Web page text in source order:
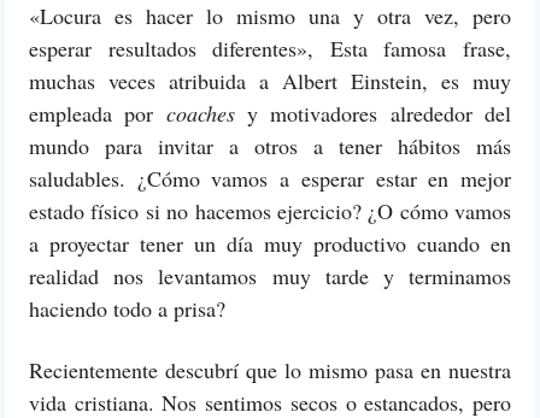
«Locura es hacer lo mismo una y otra vez, pero
esperar resultados diferentes», Esta famosa frase,
muchas veces atribuida a Albert Einstein, es muy
empleada por coachesy motivadores alrededor del
mundo para invitar a otros a tener hábitos más
saludables. ¿Cómo vamos a esperar estar en mejor
estado físico si no hacemos ejercicio? ¿O cómo vamos
a proyectar tener un día muy productivo cuando en
realidad nos levantamos muy tarde y terminamos
haciendo todo a prisa?
Recientemente descubrí que lo mismo pasa en nuestra
vida cristiana. Nos sentimos secos o estancados, pero